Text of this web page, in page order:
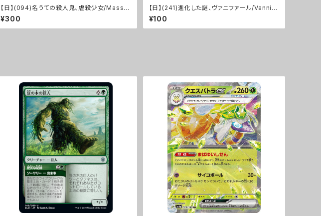
【日】(094)名うての殺人鬼、虐殺少女/Massa
cre Girl, Known Killer [MKM]
¥300
【日】(241)進化した謎、ヴァニファール/Vannifa
r, Evolved Enigma [MKM]
¥100